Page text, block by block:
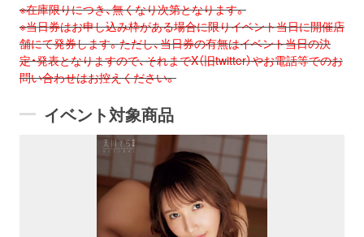
※在庫限りにつき、無くなり次第となります。
※当日券はお申し込み枠がある場合に限りイベント当日に開催店
舗にて発券します。ただし、当日券の有無はイベント当日の決
定・発表となりますので、それまでX（旧twitter）やお電話等でのお
問い合わせはお控えください。
イベント対象商品